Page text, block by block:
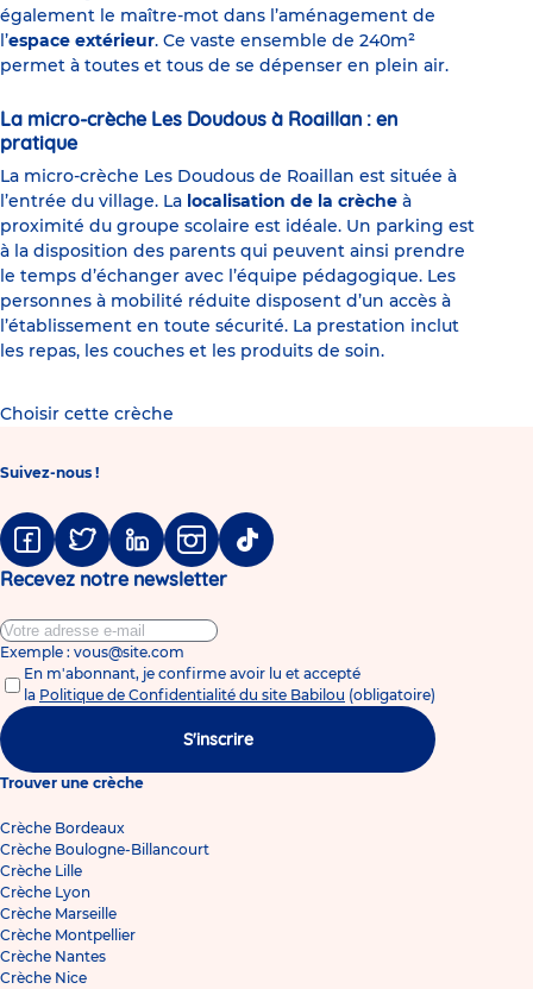
également le maître-mot dans l’aménagement de
l’espace extérieur. Ce vaste ensemble de 240m²
permet à toutes et tous de se dépenser en plein air.
La micro-crèche Les Doudous à Roaillan : en
pratique
La micro-crèche Les Doudous de Roaillan est située à
l’entrée du village. La localisation de la crèche à
proximité du groupe scolaire est idéale. Un parking est
à la disposition des parents qui peuvent ainsi prendre
le temps d’échanger avec l’équipe pédagogique. Les
personnes à mobilité réduite disposent d’un accès à
l’établissement en toute sécurité. La prestation inclut
les repas, les couches et les produits de soin.
Choisir cette crèche
Suivez-nous !
FacebookTwitter LinkedinInstagramTiktok
Recevez notre newsletter
Exemple : vous@site.com
En m'abonnant, je confirme avoir lu et accepté
la Politique de Confidentialité du site Babilou (obligatoire)
S'inscrire
Trouver une crèche
Crèche Bordeaux
Crèche Boulogne-Billancourt
Crèche Lille
Crèche Lyon
Crèche Marseille
Crèche Montpellier
Crèche Nantes
Crèche Nice